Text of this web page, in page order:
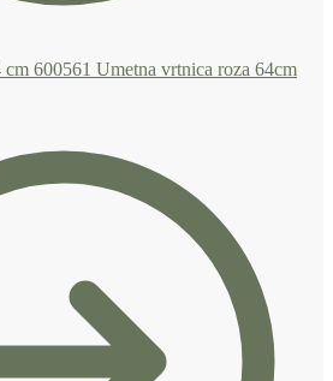
Umetna vrtnica roza 64cm